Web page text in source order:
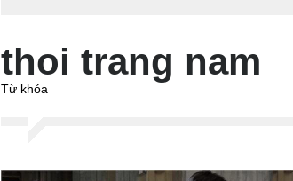
thoi trang nam
Từ khóa